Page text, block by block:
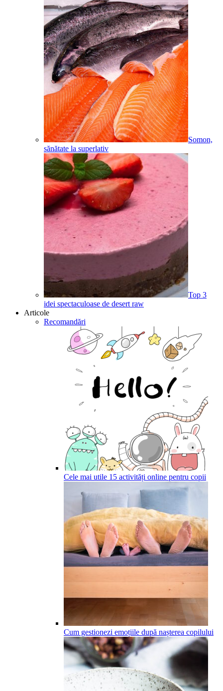
Somon,
sănătate la superlativ
Top 3
idei spectaculoase de desert raw
Articole
Recomandări
Cele mai utile 15 activități online pentru copii
Cum gestionezi emoțiile după nașterea copilului